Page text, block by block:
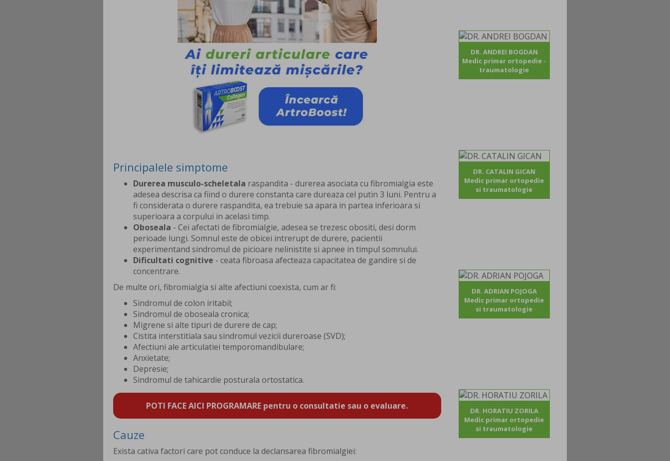
Principalele simptome
Durerea musculo-scheletala raspandita - durerea asociata cu fibromialgia este
adesea descrisa ca fiind o durere constanta care dureaza cel putin 3 luni. Pentru a
fi considerata o durere raspandita, ea trebuie sa apara in partea inferioara si
superioara a corpului in acelasi timp.
Oboseala - Cei afectati de fibromialgie, adesea se trezesc obositi, desi dorm
perioade lungi. Somnul este de obicei intrerupt de durere, pacientii
experimentand sindromul de picioare nelinistite si apnee in timpul somnului.
Dificultati cognitive - ceata fibroasa afecteaza capacitatea de gandire si de
concentrare.
De multe ori, fibromialgia si alte afectiuni coexista, cum ar fi:
Sindromul de colon iritabil;
Sindromul de oboseala cronica;
Migrene si alte tipuri de durere de cap;
Cistita interstitiala sau sindromul vezicii dureroase (SVD);
Afectiuni ale articulatiei temporomandibulare;
Anxietate;
Depresie;
Sindromul de tahicardie posturala ortostatica.
POTI FACE AICI PROGRAMARE pentru o consultatie sau o evaluare.
Cauze
Exista cativa factori care pot conduce la declansarea fibromialgiei:
DR. ANDREI BOGDAN
Medic primar ortopedie -
traumatologie
DR. CATALIN GICAN
Medic primar ortopedie
si traumatologie
DR. ADRIAN POJOGA
Medic primar ortopedie
si traumatologie
DR. HORATIU ZORILA
Medic primar ortopedie
si traumatologie